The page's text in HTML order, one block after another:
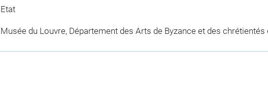
Etat
Musée du Louvre, Département des Arts de Byzance et des chrétientés